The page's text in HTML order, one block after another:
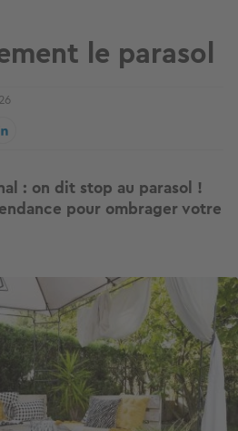
le parasol
: on dit stop au parasol !
pour ombrager votre